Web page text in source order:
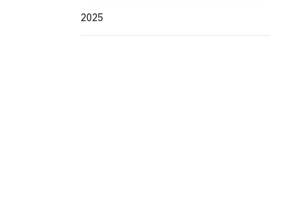
2025